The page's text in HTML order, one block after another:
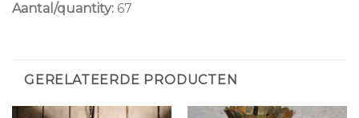
Aantal/quantity: 67
GERELATEERDE PRODUCTEN